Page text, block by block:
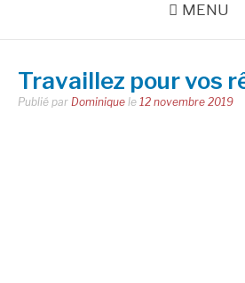
MENU
Travaillez pour vos
Publié par Dominique le 12 novembre 2019